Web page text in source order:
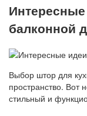
балконной
Выбор штор для
пространство. Вот
стильный и